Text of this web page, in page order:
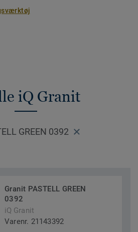
iQ Granit
GREEN 0392
Granit PASTELL GREEN
0392
iQ Granit
Varenr. 21143392